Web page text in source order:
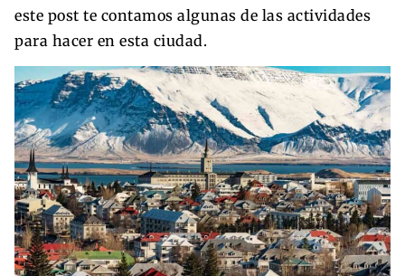
este post te contamos algunas de las actividades
para hacer en esta ciudad.